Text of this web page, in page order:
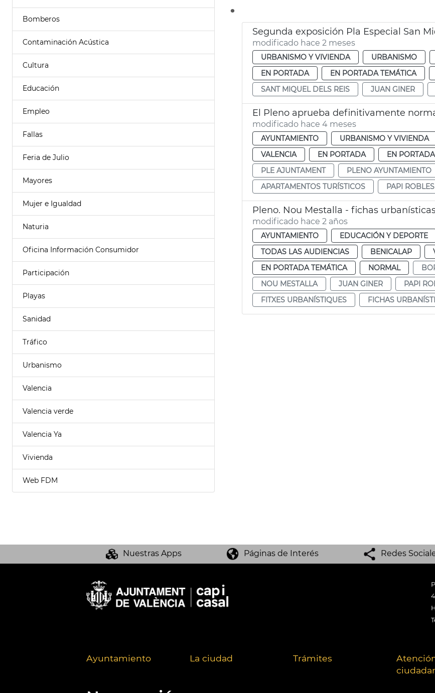
Bomberos
Contaminación Acústica
Cultura
Educación
Empleo
Fallas
Feria de Julio
Mayores
Mujer e Igualdad
Naturia
Oficina Información Consumidor
Participación
Playas
Sanidad
Tráfico
Urbanismo
Valencia
Valencia verde
Valencia Ya
Vivienda
Web FDM
Segunda exposición Pla Especial San
modificado hace 2 meses
URBANISMO Y VIVIENDA URBANISMO
EN PORTADA
EN PORTADA TEMÁTICA
SANT MIQUEL DELS REIS
JUAN GINER
El Pleno aprueba definitivamente
modificado hace 4 meses
AYUNTAMIENTO URBANISMO Y VIVIENDA
VALENCIA
EN PORTADA EN
PLE AJUNTAMENT
PLENO AYUNTAMIENTO
APARTAMENTOS TURÍSTICOS
PAPI ROBLES
Pleno. Nou Mestalla - fichas
modificado hace 2 años
AYUNTAMIENTO EDUCACIÓN Y DEPORTE
TODAS LAS AUDIENCIAS
BENICALAP
EN PORTADA TEMÁTICA
NORMAL
NOU MESTALLA
JUAN GINER PAPI
FITXES URBANÍSTIQUES
FICHAS
Nuestras Apps Páginas de Interés Redes
Ayuntamiento La ciudad Trámites